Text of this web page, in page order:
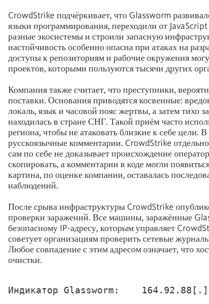
CrowdStrike подчёркивает, что Glassworm
языки программирования, переходили от
разные экосистемы и строили запасную
настойчивость особенно опасна при атаках на
доступы к репозиториям и рабочие окружения
проектов, которыми пользуются тысячи других
Компания также считает, что преступники,
поставки. Основания приводятся косвенные:
локаль, язык и часовой пояс жертвы, а затем тихо
находилась в стране СНГ. Такой приём часто
региона, чтобы не атаковать близкие к себе цели.
русскоязычные комментарии. CrowdStrike
сам по себе не доказывает происхождение
скопировать, а комментарии в коде могли
картина, по оценке компании, оставалась
наблюдений.
После срыва инфраструктуры CrowdStrike
проверки заражений. Все машины, заражённые
безопасному IP-адресу, которым управляет
советует организациям проверить сетевые
Любое совпадение с этим адресом означает, что
очистки.
Индикатор Glassworm: